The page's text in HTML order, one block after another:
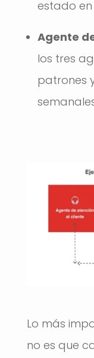
estado
Agente
los tres
patrones
Lo más
no es que